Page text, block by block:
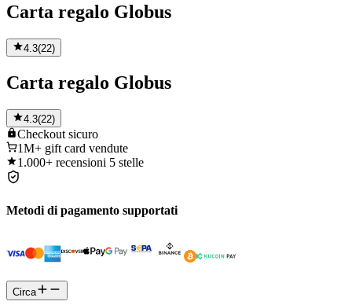
Carta regalo Globus
4.3(22)
Carta regalo Globus
4.3(22)
Checkout sicuro
1M+ gift card vendute
1.000+ recensioni 5 stelle
Metodi di pagamento supportati
Circa